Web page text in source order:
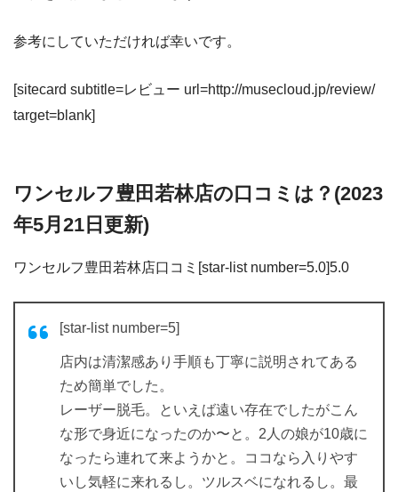
参考にしていただければ幸いです。
[sitecard subtitle=レビュー url=http://musecloud.jp/review/
target=blank]
ワンセルフ豊田若林店の口コミは？(2023
年5月21日更新)
ワンセルフ豊田若林店口コミ[star-list number=5.0]5.0
[star-list number=5]
店内は清潔感あり手順も丁寧に説明されてある
ため簡単でした。
レーザー脱毛。といえば遠い存在でしたがこん
な形で身近になったのか〜と。2人の娘が10歳に
なったら連れて来ようかと。ココなら入りやす
いし気軽に来れるし。ツルスベになれるし。最